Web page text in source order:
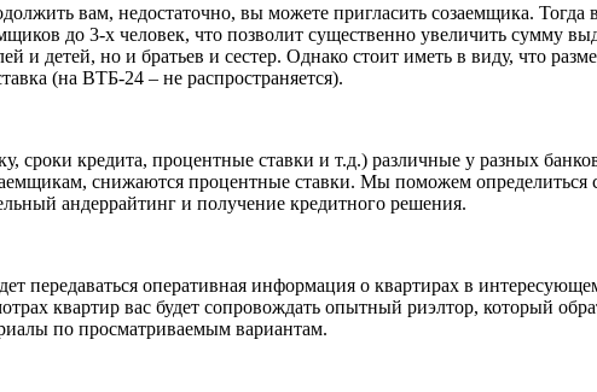
вам, недостаточно, вы можете пригласить созаемщика. Тогда
до 3-х человек, что позволит существенно увеличить сумму
и детей, но и братьев и сестер. Однако стоит иметь в виду, что
(на ВТБ-24 – не распространяется).
сроки кредита, процентные ставки и т.д.) различные у разных
снижаются процентные ставки. Мы поможем
андеррайтинг и получение кредитного решения.
передаваться оперативная информация о квартирах в
квартир вас будет сопровождать опытный риэлтор, который
по просматриваемым вариантам.